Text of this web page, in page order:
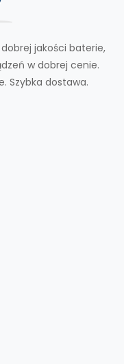
jakości baterie,
w dobrej cenie.
Szybka dostawa.